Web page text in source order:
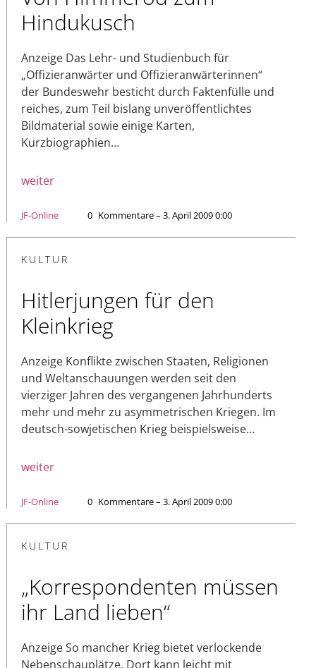
Hindukusch
Anzeige Das Lehr- und Studienbuch für
„Offizieranwärter und Offizieranwärterinnen“
der Bundeswehr besticht durch Faktenfülle und
reiches, zum Teil bislang unveröffentlichtes
Bildmaterial sowie einige Karten,
Kurzbiographien…
weiter
JF-Online 0 Kommentare – 3. April 2009 0:00
KULTUR
Hitlerjungen für den
Kleinkrieg
Anzeige Konflikte zwischen Staaten, Religionen
und Weltanschauungen werden seit den
vierziger Jahren des vergangenen Jahrhunderts
mehr und mehr zu asymmetrischen Kriegen. Im
deutsch-sowjetischen Krieg beispielsweise…
weiter
JF-Online 0 Kommentare – 3. April 2009 0:00
KULTUR
„Korrespondenten müssen
ihr Land lieben“
Anzeige So mancher Krieg bietet verlockende
Nebenschauplätze. Dort kann leicht mit